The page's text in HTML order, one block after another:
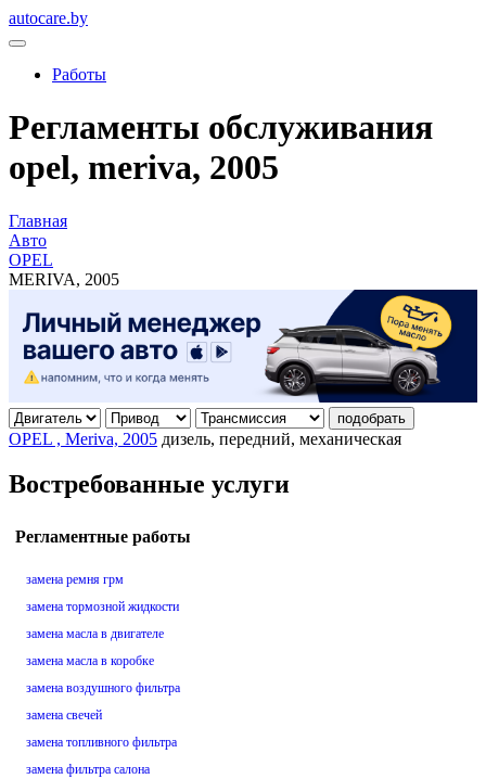
autocare.by
Работы
Регламенты обслуживания
opel, meriva, 2005
Главная
Авто
OPEL
MERIVA, 2005
подобрать
OPEL , Meriva, 2005 дизель, передний, механическая
Востребованные услуги
Регламентные работы
замена ремня грм
замена тормозной жидкости
замена масла в двигателе
замена масла в коробке
замена воздушного фильтра
замена свечей
замена топливного фильтра
замена фильтра салона